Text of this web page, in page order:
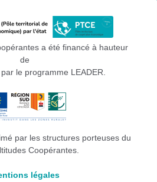
a été financé à hauteur
de
le programme LEADER.
par les structures porteuses du
Coopérantes.
légales